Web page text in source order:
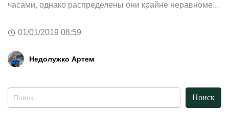
часами, однако распределены они крайне неравноме...
01/01/2019 08:59
Недолужко Артем